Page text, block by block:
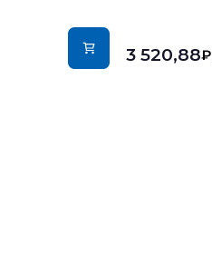
3 520,88₽